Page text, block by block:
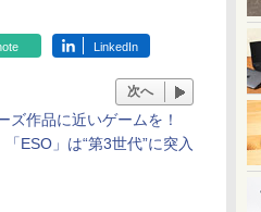
LinkedIn
次へ
ズ作品に近いゲームを！
「ESO」は“第3世代”に突入